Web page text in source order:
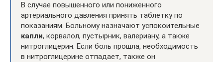
В случае повышенного или пониженного
артериального давления принять таблетку по
показаниям. Больному назначают успокоительные
капли, корвалол, пустырник, валериану, а также
нитроглицерин. Если боль прошла, необходимость
в нитроглицерине отпадает, также он